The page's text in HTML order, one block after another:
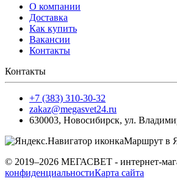
О компании
Доставка
Как купить
Вакансии
Контакты
Контакты
+7 (383) 310-30-32
zakaz@megasvet24.ru
630003, Новосибирск, ул.
Маршрут в
© 2019–2026 МЕГАСВЕТ - интернет-
конфиденциальностиКарта сайта